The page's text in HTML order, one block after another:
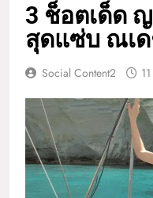
3 ช็อตเด็ด
สุดแซ่บ ณเ
Social Content2